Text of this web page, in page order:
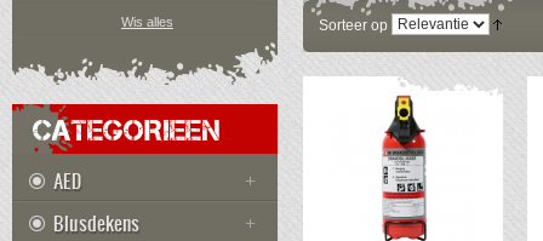
Sorteer op
Wis alles
CATEGORIEEN
AED
Blusdekens